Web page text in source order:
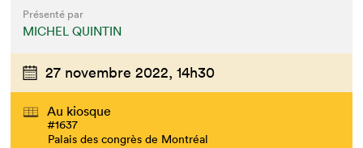
Présenté par
MICHEL QUINTIN
27 novembre 2022, 14h30
Au kiosque
#1637
Palais des congrès de Montréal